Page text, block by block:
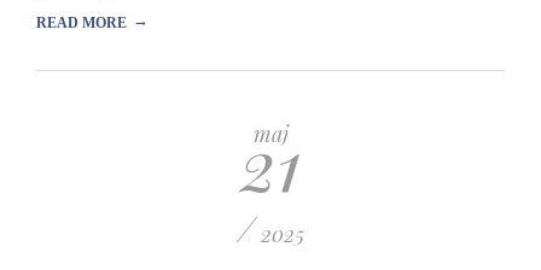
READ MORE →
maj
21
/ 2025